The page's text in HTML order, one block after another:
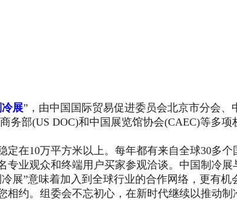
展”，由中国国际贸易促进委员会北京市分会
部(US DOC)和中国展览馆协会(CAEC)等多
在10万平方米以上。每年都有来自全球30多
业观众和终端用户买家参观洽谈。中国制冷
”意味着加入到全球行业的合作网络，更有机
相约。组委会不忘初心，在新时代继续以推动制